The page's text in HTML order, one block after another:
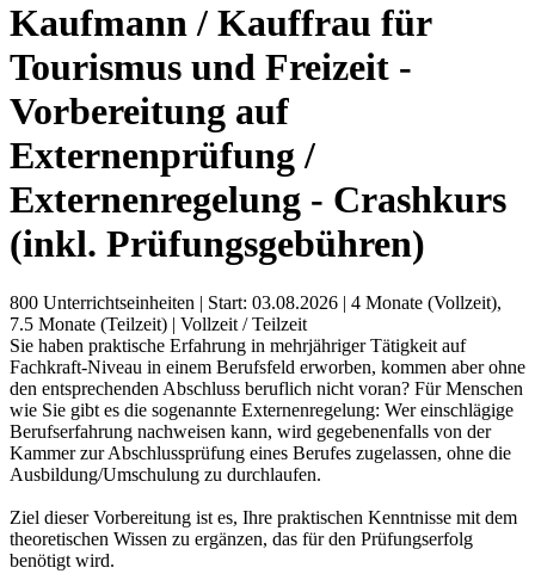
Kaufmann / Kauffrau für
Tourismus und Freizeit -
Vorbereitung auf
Externenprüfung /
Externenregelung - Crashkurs
(inkl. Prüfungsgebühren)
800 Unterrichtseinheiten | Start: 03.08.2026 | 4 Monate (Vollzeit),
7.5 Monate (Teilzeit) | Vollzeit / Teilzeit
Sie haben praktische Erfahrung in mehrjähriger Tätigkeit auf
Fachkraft-Niveau in einem Berufsfeld erworben, kommen aber ohne
den entsprechenden Abschluss beruflich nicht voran? Für Menschen
wie Sie gibt es die sogenannte Externenregelung: Wer einschlägige
Berufserfahrung nachweisen kann, wird gegebenenfalls von der
Kammer zur Abschlussprüfung eines Berufes zugelassen, ohne die
Ausbildung/Umschulung zu durchlaufen.
Ziel dieser Vorbereitung ist es, Ihre praktischen Kenntnisse mit dem
theoretischen Wissen zu ergänzen, das für den Prüfungserfolg
benötigt wird.